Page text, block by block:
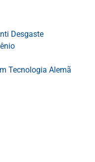
Desgaste
Tecnologia Alemã